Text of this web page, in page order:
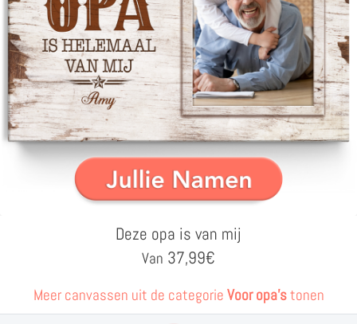
Deze opa is van mij
Van 37,99€
Meer canvassen uit de categorie Voor opa'stonen